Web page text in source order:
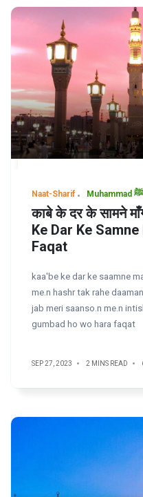
Naat-Sharif Muhammad ﷺ
काबे के दर के सामने
Ke Dar Ke
Faqat
kaa'be ke dar ke saamne
me.n hashr tak rahe
jab meri saanso.n me.n
gumbad ho wo hara faqat
SEP 27, 2023 2 MINS READ